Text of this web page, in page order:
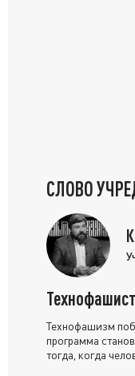
СЛОВО
Технофашизм
программа
тогда, когда